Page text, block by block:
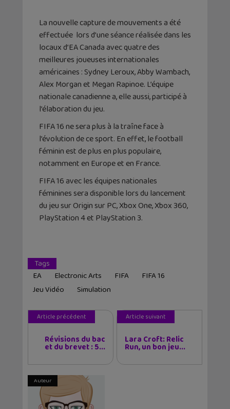
La nouvelle capture de mouvements a été
effectuée lors d’une séance réalisée dans les
locaux d’EA Canada avec quatre des
meilleures joueuses internationales
américaines : Sydney Leroux, Abby Wambach,
Alex Morgan et Megan Rapinoe. L’équipe
nationale canadienne a, elle aussi, participé à
l’élaboration du jeu.
FIFA 16 ne sera plus à la traîne face à
l’évolution de ce sport. En effet, le football
féminin est de plus en plus populaire,
notamment en Europe et en France.
FIFA 16 avec les équipes nationales
féminines sera disponible lors du lancement
du jeu sur Origin sur PC, Xbox One, Xbox 360,
PlayStation 4 et PlayStation 3.
Tags
EA
Electronic Arts FIFA
FIFA 16
Jeu Vidéo
Simulation
Article précédent
Révisions du bac
et du brevet : 5...
Article suivant
Lara Croft: Relic
Run, un bon jeu...
Auteur